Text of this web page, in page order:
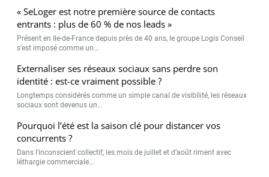
« SeLoger est notre première source de contacts
entrants : plus de 60 % de nos leads »
Présent en Ile-de-France depuis près de 40 ans, le groupe Logis Conseil
s’est imposé comme un...
Externaliser ses réseaux sociaux sans perdre son
identité : est-ce vraiment possible ?
Longtemps considérés comme un simple canal de visibilité, les réseaux
sociaux sont devenus un...
Pourquoi l’été est la saison clé pour distancer vos
concurrents ?
Dans l’inconscient collectif, les mois de juillet et d’août riment avec
léthargie commerciale...